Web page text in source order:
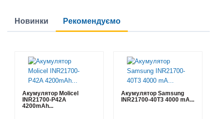
Новинки Рекомендуємо
Акумулятор Molicel
INR21700-P42A
4200mAh...
Акумулятор Samsung
INR21700-40T3 4000 mA...